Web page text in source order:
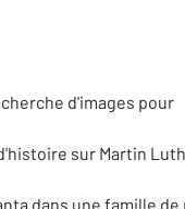
sur Martin
dans une famille